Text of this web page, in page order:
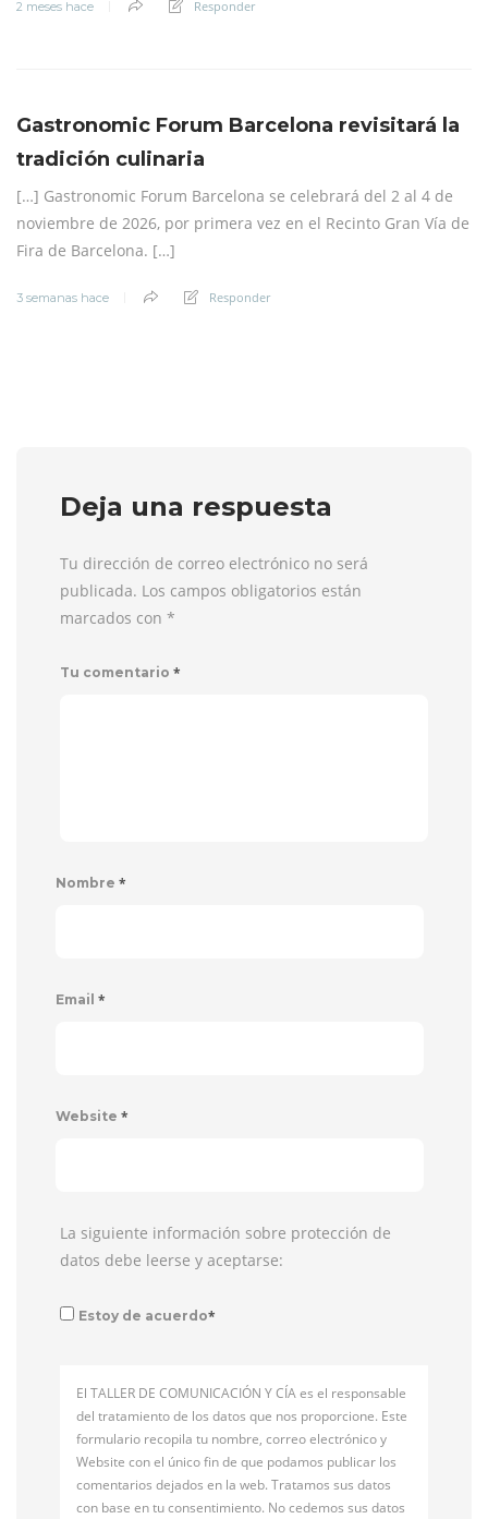
2 meses hace Responder
Gastronomic Forum Barcelona revisitará la
tradición culinaria
[…] Gastronomic Forum Barcelona se celebrará del 2 al 4 de
noviembre de 2026, por primera vez en el Recinto Gran Vía de
Fira de Barcelona. […]
3 semanas hace Responder
Deja una respuesta
Tu dirección de correo electrónico no será
publicada. Los campos obligatorios están
marcados con *
Tu comentario *
Nombre *
Email *
Website *
La siguiente información sobre protección de
datos debe leerse y aceptarse:
Estoy de acuerdo*
El TALLER DE COMUNICACIÓN Y CÍA es el responsable
del tratamiento de los datos que nos proporcione. Este
formulario recopila tu nombre, correo electrónico y
Website con el único fin de que podamos publicar los
comentarios dejados en la web. Tratamos sus datos
con base en tu consentimiento. No cedemos sus datos